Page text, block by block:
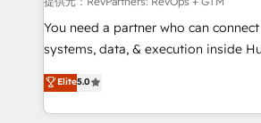
customer lifecycle through seamless
ensure long-term adoption with
and service to drive sustainable growth With 6
HubSpot accreditations and
You need a partner who can
systems, data, & execution inside
bridge the gap where most agencies
combining GTM strategy with
solve the right problem with the right
Elite5.0